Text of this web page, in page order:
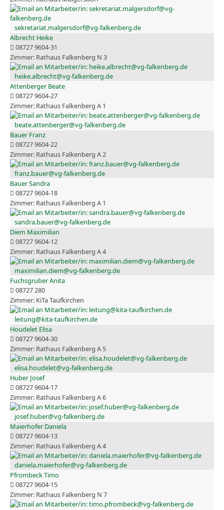
sekretariat.malgersdorf@vg-falkenberg.de
Albrecht Heike
08727 9604-31
Rathaus Falkenberg N 3
heike.albrecht@vg-falkenberg.de
Attenberger Beate
08727 9604-27
Rathaus Falkenberg A 1
beate.attenberger@vg-falkenberg.de
Bauer Franz
08727 9604-22
Rathaus Falkenberg A 2
franz.bauer@vg-falkenberg.de
Bauer Sandra
08727 9604-18
Rathaus Falkenberg A 1
sandra.bauer@vg-falkenberg.de
Diem Maximilian
08727 9604-12
Rathaus Falkenberg A 4
maximilian.diem@vg-falkenberg.de
Fuchsgruber Anita
08727 280
KiTa Taufkirchen
leitung@kita-taufkirchen.de
Houdelet Elisa
08727 9604-30
Rathaus Falkenberg A 5
elisa.houdelet@vg-falkenberg.de
Huber Josef
08727 9604-17
Rathaus Falkenberg A 6
josef.huber@vg-falkenberg.de
Maierhofer Daniela
08727 9604-13
Rathaus Falkenberg A 4
daniela.maierhofer@vg-falkenberg.de
Pfrombeck Timo
08727 9604-15
Rathaus Falkenberg N 7